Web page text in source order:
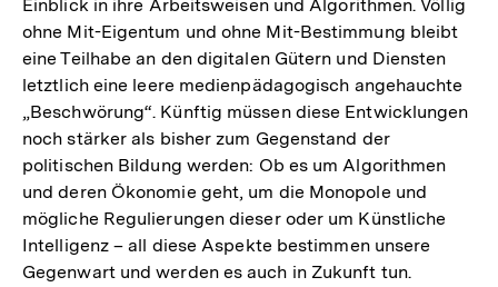
Einblick in ihre Arbeitsweisen und Algorithmen. Völlig
ohne Mit-Eigentum und ohne Mit-Bestimmung bleibt
eine Teilhabe an den digitalen Gütern und Diensten
letztlich eine leere medienpädagogisch angehauchte
„Beschwörung“. Künftig müssen diese Entwicklungen
noch stärker als bisher zum Gegenstand der
politischen Bildung werden: Ob es um Algorithmen
und deren Ökonomie geht, um die Monopole und
mögliche Regulierungen dieser oder um Künstliche
Intelligenz – all diese Aspekte bestimmen unsere
Gegenwart und werden es auch in Zukunft tun.